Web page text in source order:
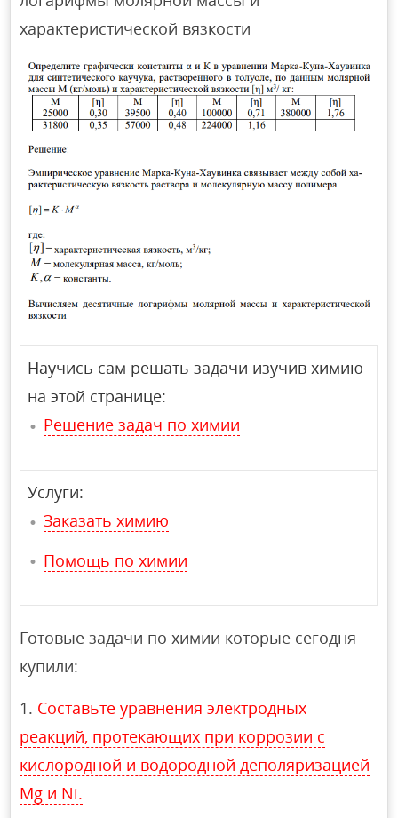
характеристической вязкости
Научись сам решать задачи изучив химию
на этой странице:
Решение задач по химии
Услуги:
Заказать химию
Помощь по химии
Готовые задачи по химии которые сегодня
купили:
Составьте уравнения электродных
реакций, протекающих при коррозии с
кислородной и водородной деполяризацией
Mg и Ni.